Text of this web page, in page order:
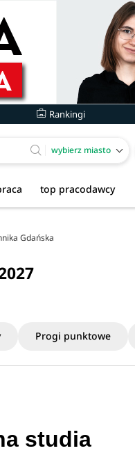
Rankingi
wybierz miasto
top pracodawcy
Gdańska
Progi punktowe
studia